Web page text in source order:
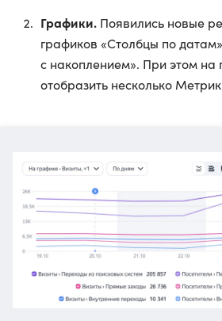
Графики. Появились новые
графиков «Столбцы по
с накоплением». При этом
отобразить несколько